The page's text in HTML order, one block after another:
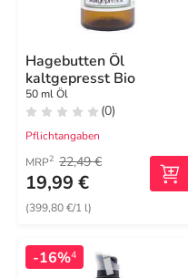
Hagebutten Öl
kaltgepresst Bio
50 ml Öl
(0)
Pflichtangaben
MRP2 22,49 €
19,99 €
(399,80 €/1 l)
-16%4